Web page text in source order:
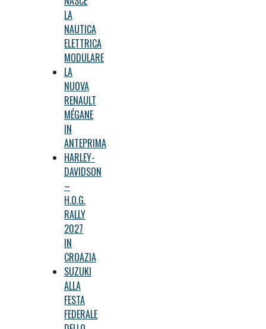
LA
NAUTICA
ELETTRICA
MODULARE
LA
NUOVA
RENAULT
MÉGANE
IN
ANTEPRIMA
HARLEY-
DAVIDSON
–
H.O.G.
RALLY
2027
IN
CROAZIA
SUZUKI
ALLA
FESTA
FEDERALE